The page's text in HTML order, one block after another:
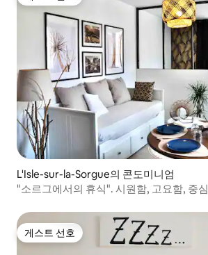
L'Isle-sur-la-Sorgue의 콘도미니엄
"소르그에서의 휴식". 시원함, 고요함, 중심
게스트 선호
게스트 선호